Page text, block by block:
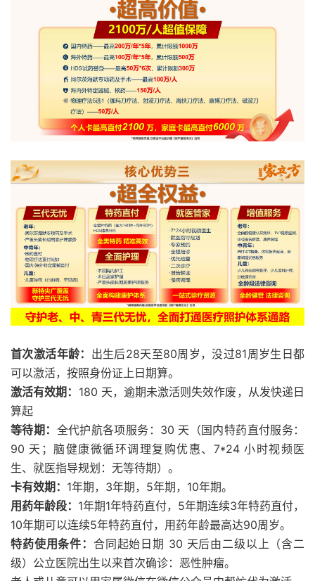
首次激活年龄： 出生后28天至80周岁，没过81周岁生日都
可以激活，按照身份证上日期算。
激活有效期： 180 天，逾期未激活则失效作废，从发快递日
算起
等待期： 全代护航各项服务：30 天（国内特药直付服务：
90 天；脑健康微循环调理复购优惠、7*24 小时视频医
生、就医指导规划：无等待期）。
卡有效期： 1年期，3年期，5年期，10年期。
用药年龄段： 1年期1年特药直付，5年期连续3年特药直付，
10年期可以连续5年特药直付，用药年龄最高达90周岁。
特药使用条件： 合同起始日期 30 天后由二级以上（含二
级）公立医院出生以来首次确诊：恶性肿瘤。